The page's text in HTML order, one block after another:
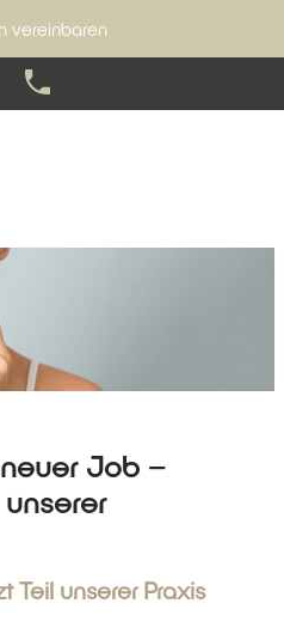
vereinbaren
Job –
Teil unserer Praxis